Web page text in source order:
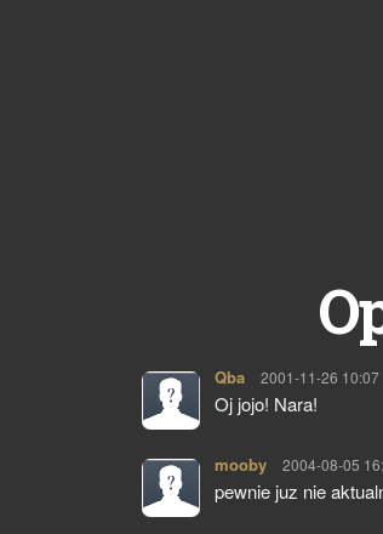
Qba pisze:
2001-11-26 10:07
Oj jojo! Nara!
mooby pisze:
2004-08-05
pewnie juz nie